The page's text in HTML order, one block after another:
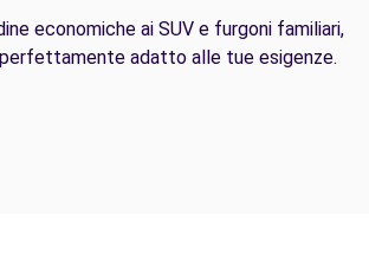
economiche ai SUV e furgoni familiari,
adatto alle tue esigenze.